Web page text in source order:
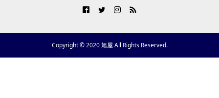
Copyright © 2020 旭屋 All Rights Reserved.